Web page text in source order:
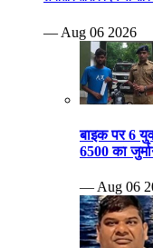
— Aug 06 2026
बाइक पर 6
6500 का
— Aug 06